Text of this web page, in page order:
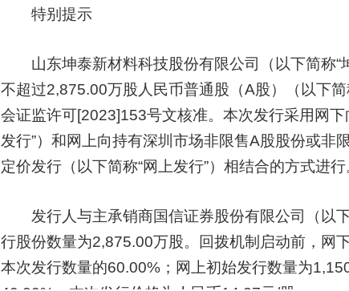
特别提示
山东坤泰新材料科技股份有限公司（以下简称“
不超过2,875.00万股人民币普通股（A股）（以下
会证监许可[2023]153号文核准。本次发行采用网
发行”）和网上向持有深圳市场非限售A股股份或非
定价发行（以下简称“网上发行”）相结合的方式进行
发行人与主承销商国信证券股份有限公司（以下
行股份数量为2,875.00万股。回拨机制启动前，网
本次发行数量的60.00%；网上初始发行数量为